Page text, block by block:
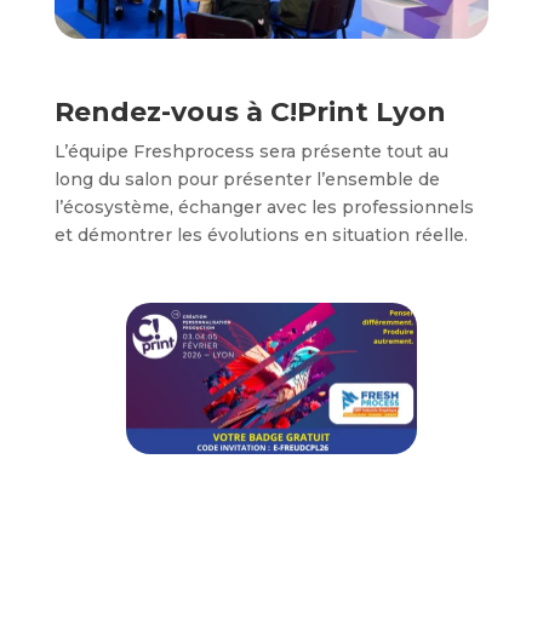
Rendez-vous à C!Print Lyon
L’équipe Freshprocess sera présente tout au
long du salon pour présenter l’ensemble de
l’écosystème, échanger avec les professionnels
et démontrer les évolutions en situation réelle.